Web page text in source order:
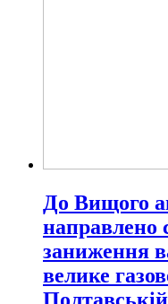
До Вищого
направлено
заниження
велике